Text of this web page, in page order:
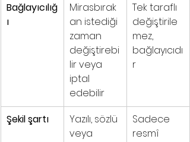
Bağlayıcılığ
ı
Mirasbırak
an istediği
zaman
değiştirebi
lir veya
iptal
edebilir
Tek taraflı
değiştirile
mez,
bağlayıcıdı
r
Şekil şartı
Yazılı, sözlü
veya
Sadece
resmî